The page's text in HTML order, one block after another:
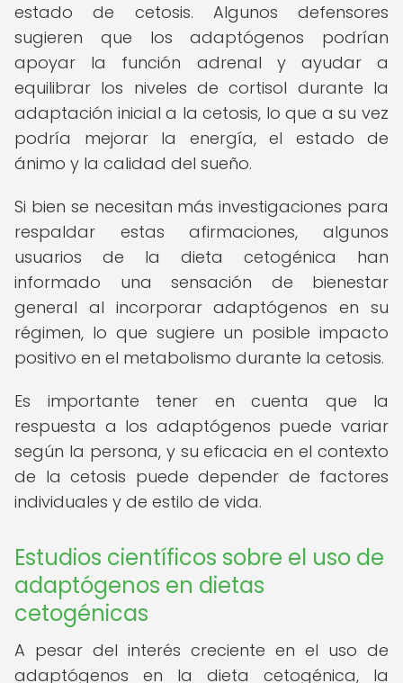
estado de cetosis. Algunos defensores
sugieren que los adaptógenos podrían
apoyar la función adrenal y ayudar a
equilibrar los niveles de cortisol durante la
adaptación inicial a la cetosis, lo que a su vez
podría mejorar la energía, el estado de
ánimo y la calidad del sueño.
Si bien se necesitan más investigaciones para
respaldar estas afirmaciones, algunos
usuarios de la dieta cetogénica han
informado una sensación de bienestar
general al incorporar adaptógenos en su
régimen, lo que sugiere un posible impacto
positivo en el metabolismo durante la cetosis.
Es importante tener en cuenta que la
respuesta a los adaptógenos puede variar
según la persona, y su eficacia en el contexto
de la cetosis puede depender de factores
individuales y de estilo de vida.
Estudios científicos sobre el uso de
adaptógenos en dietas
cetogénicas
A pesar del interés creciente en el uso de
adaptógenos en la dieta cetogénica, la